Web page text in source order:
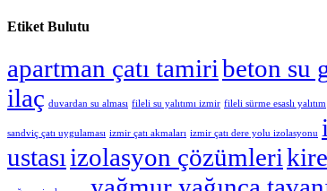
Etiket Bulutu
apartman çatı tamiribeton su
ilaç duvardan su alması fileli su yalıtımı izmir fileli sürme esaslı yalıtım
sandviç çatı uygulaması izmir çatı akmaları izmir çatı dere yolu izolasyonu
ustasıizolasyon çözümleri